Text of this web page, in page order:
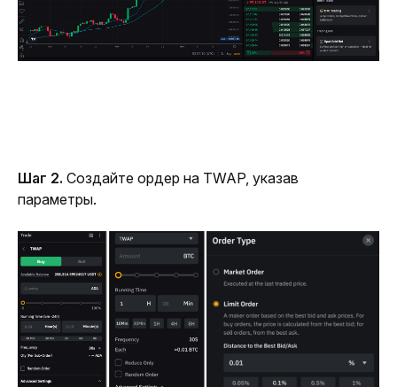
Шаг 2. Создайте ордер на TWAP, указав
параметры.